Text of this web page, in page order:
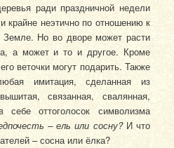
ради праздничной недели
крайне неэтично по отношению к
Но во дворе может расти
а может и то и другое. Кроме
веточки могут подарить. Также
имитация, сделанная из
связанная, свалянная,
оттоголосок символизма
– ель или сосну? И что
– сосна или ёлка?